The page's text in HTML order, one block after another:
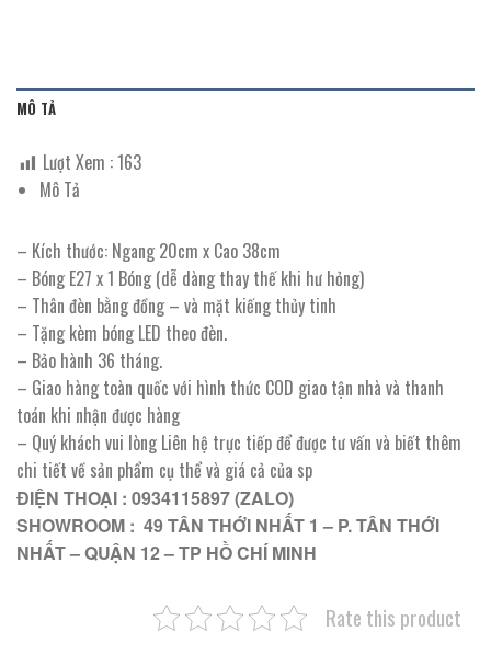
MÔ TẢ
Lượt Xem :163
Mô Tả
– Kích thước: Ngang 20cm x Cao 38cm
– Bóng E27 x 1 Bóng (dễ dàng thay thế khi hư hỏng)
– Thân đèn bằng đồng – và mặt kiếng thủy tinh
– Tặng kèm bóng LED theo đèn.
– Bảo hành 36 tháng.
– Giao hàng toàn quốc với hình thức COD giao tận nhà và thanh
toán khi nhận được hàng
– Quý khách vui lòng Liên hệ trực tiếp để được tư vấn và biết thêm
chi tiết về sản phẩm cụ thể và giá cả của sp
ĐIỆN THOẠI : 0934115897 (ZALO)
SHOWROOM : 49 TÂN THỚI NHẤT 1 – P. TÂN THỚI
NHẤT – QUẬN 12 – TP HỒ CHÍ MINH
Rate this product